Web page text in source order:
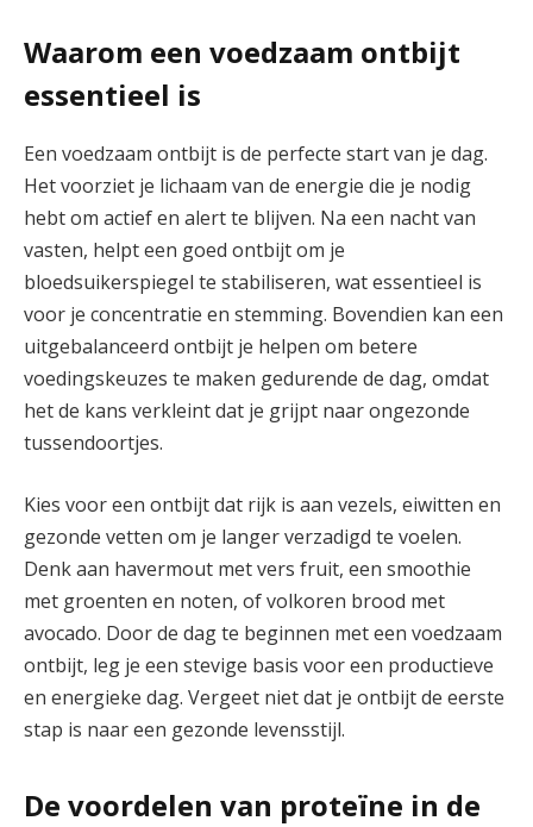
Waarom een voedzaam ontbijt
essentieel is
Een voedzaam ontbijt is de perfecte start van je dag.
Het voorziet je lichaam van de energie die je nodig
hebt om actief en alert te blijven. Na een nacht van
vasten, helpt een goed ontbijt om je
bloedsuikerspiegel te stabiliseren, wat essentieel is
voor je concentratie en stemming. Bovendien kan een
uitgebalanceerd ontbijt je helpen om betere
voedingskeuzes te maken gedurende de dag, omdat
het de kans verkleint dat je grijpt naar ongezonde
tussendoortjes.
Kies voor een ontbijt dat rijk is aan vezels, eiwitten en
gezonde vetten om je langer verzadigd te voelen.
Denk aan havermout met vers fruit, een smoothie
met groenten en noten, of volkoren brood met
avocado. Door de dag te beginnen met een voedzaam
ontbijt, leg je een stevige basis voor een productieve
en energieke dag. Vergeet niet dat je ontbijt de eerste
stap is naar een gezonde levensstijl.
De voordelen van proteïne in de